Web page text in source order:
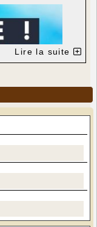
Lire la suite